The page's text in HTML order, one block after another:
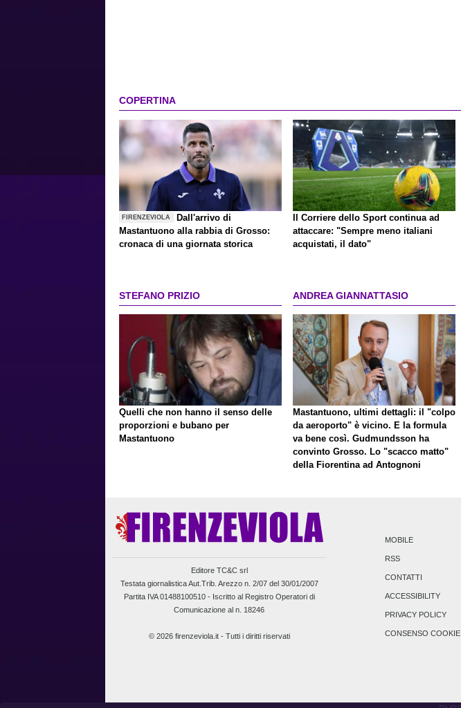
COPERTINA
FIRENZEVIOLA
Dall'arrivo di
Mastantuono alla rabbia di Grosso:
cronaca di una giornata storica
Il Corriere dello Sport continua ad
attaccare: "Sempre meno italiani
acquistati, il dato"
STEFANO PRIZIO
Quelli che non hanno il senso delle
proporzioni e bubano per
Mastantuono
ANDREA GIANNATTASIO
Mastantuono, ultimi dettagli: il "colpo
da aeroporto" è vicino. E la formula
va bene così. Gudmundsson ha
convinto Grosso. Lo "scacco matto"
della Fiorentina ad Antognoni
Editore TC&C srl
Testata giornalistica Aut.Trib. Arezzo n. 2/07 del 30/01/2007
Partita IVA 01488100510 - Iscritto al Registro Operatori di
Comunicazione al n. 18246
© 2026 firenzeviola.it - Tutti i diritti riservati
MOBILE
RSS
CONTATTI
ACCESSIBILITY
PRIVACY POLICY
CONSENSO COOKIE